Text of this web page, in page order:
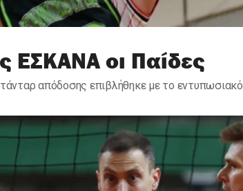
ΕΣΚΑΝΑ οι Παίδες
απόδοσης επιβλήθηκε με το εντυπωσιακό